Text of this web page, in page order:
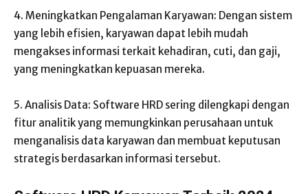
4. Meningkatkan Pengalaman Karyawan: Dengan sistem
yang lebih efisien, karyawan dapat lebih mudah
mengakses informasi terkait kehadiran, cuti, dan gaji,
yang meningkatkan kepuasan mereka.
5. Analisis Data: Software HRD sering dilengkapi dengan
fitur analitik yang memungkinkan perusahaan untuk
menganalisis data karyawan dan membuat keputusan
strategis berdasarkan informasi tersebut.